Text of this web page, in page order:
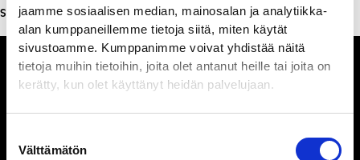
jaamme sosiaalisen median, mainosalan ja analytiikka-
alan kumppaneillemme tietoja siitä, miten käytät
sivustoamme. Kumppanimme voivat yhdistää näitä
tietoja muihin tietoihin, joita olet antanut heille tai joita on
kerätty, kun olet käyttänyt heidän palvelujaan.
valinta
Välttämätön
Sinun täytyykirjautua sisäänkommentoidaksesi.
ihmeteltävää